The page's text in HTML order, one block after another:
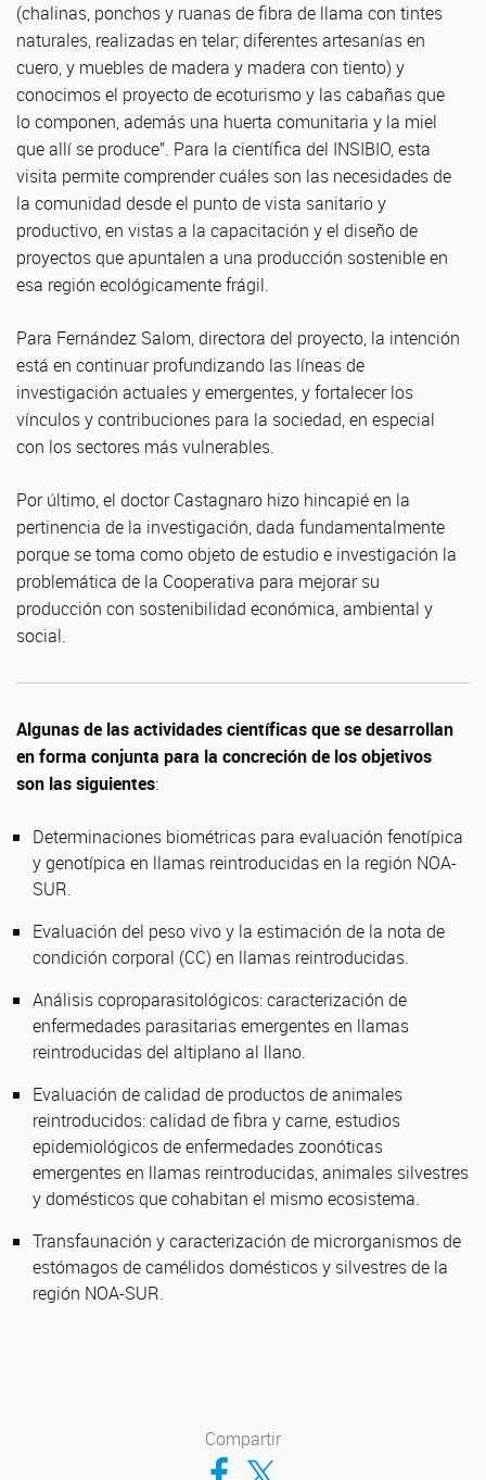
(chalinas, ponchos y ruanas de fibra de llama con tintes
naturales, realizadas en telar; diferentes artesanías en
cuero, y muebles de madera y madera con tiento) y
conocimos el proyecto de ecoturismo y las cabañas que
lo componen, además una huerta comunitaria y la miel
que allí se produce”. Para la científica del INSIBIO, esta
visita permite comprender cuáles son las necesidades de
la comunidad desde el punto de vista sanitario y
productivo, en vistas a la capacitación y el diseño de
proyectos que apuntalen a una producción sostenible en
esa región ecológicamente frágil.
Para Fernández Salom, directora del proyecto, la intención
está en continuar profundizando las líneas de
investigación actuales y emergentes, y fortalecer los
vínculos y contribuciones para la sociedad, en especial
con los sectores más vulnerables.
Por último, el doctor Castagnaro hizo hincapié en la
pertinencia de la investigación, dada fundamentalmente
porque se toma como objeto de estudio e investigación la
problemática de la Cooperativa para mejorar su
producción con sostenibilidad económica, ambiental y
social.
Algunas de las actividades científicas que se desarrollan
en forma conjunta para la concreción de los objetivos
son las siguientes:
Determinaciones biométricas para evaluación fenotípica
y genotípica en llamas reintroducidas en la región NOA-
SUR.
Evaluación del peso vivo y la estimación de la nota de
condición corporal (CC) en llamas reintroducidas.
Análisis coproparasitológicos: caracterización de
enfermedades parasitarias emergentes en llamas
reintroducidas del altiplano al llano.
Evaluación de calidad de productos de animales
reintroducidos: calidad de fibra y carne, estudios
epidemiológicos de enfermedades zoonóticas
emergentes en llamas reintroducidas, animales silvestres
y domésticos que cohabitan el mismo ecosistema.
Transfaunación y caracterización de microrganismos de
estómagos de camélidos domésticos y silvestres de la
región NOA-SUR.
Compartir
Compartir en Facebook
Compartir en Twitter